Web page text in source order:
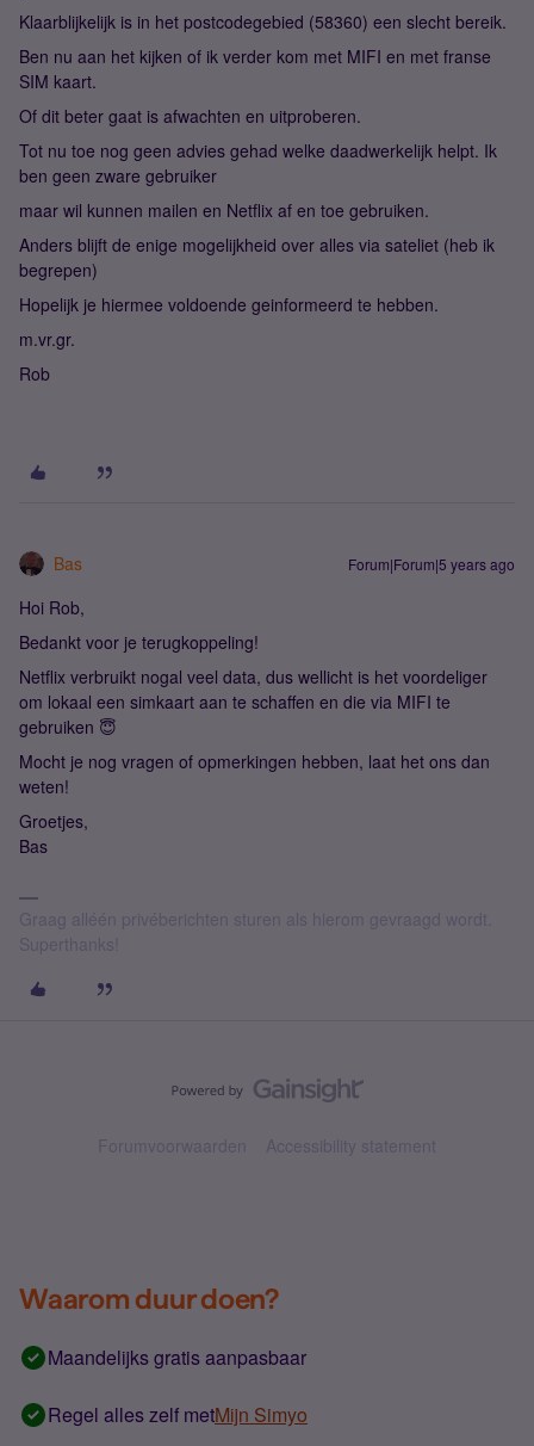
Klaarblijkelijk is in het postcodegebied (58360) een slecht bereik.
Ben nu aan het kijken of ik verder kom met MIFI en met franse
SIM kaart.
Of dit beter gaat is afwachten en uitproberen.
Tot nu toe nog geen advies gehad welke daadwerkelijk helpt. Ik
ben geen zware gebruiker
maar wil kunnen mailen en Netflix af en toe gebruiken.
Anders blijft de enige mogelijkheid over alles via sateliet (heb ik
begrepen)
Hopelijk je hiermee voldoende geinformeerd te hebben.
m.vr.gr.
Rob
Bas Forum|Forum|5 years ago
Hoi Rob,
Bedankt voor je terugkoppeling!
Netflix verbruikt nogal veel data, dus wellicht is het voordeliger
om lokaal een simkaart aan te schaffen en die via MIFI te
gebruiken 😇
Mocht je nog vragen of opmerkingen hebben, laat het ons dan
weten!
Groetjes,
Bas
Graag alléén privéberichten sturen als hierom gevraagd wordt.
Superthanks!
Forumvoorwaarden Accessibility statement
Waarom duur doen?
Maandelijks gratis aanpasbaar
Regel alles zelf metMijn Simyo